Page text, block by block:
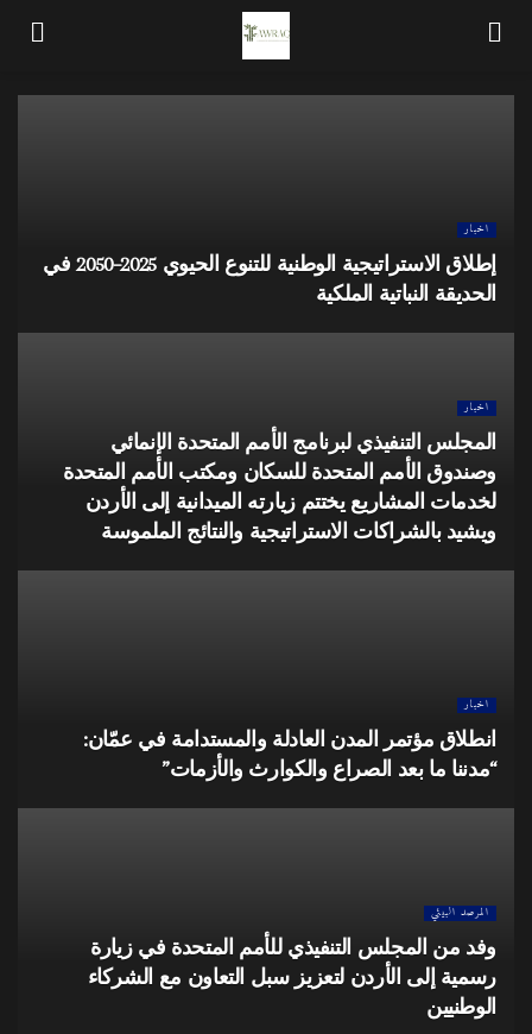
اخبار
إطلاق الاستراتيجية الوطنية للتنوع الحيوي 2025–2050 في
الحديقة النباتية الملكية
اخبار
المجلس التنفيذي لبرنامج الأمم المتحدة الإنمائي
وصندوق الأمم المتحدة للسكان ومكتب الأمم المتحدة
لخدمات المشاريع يختتم زيارته الميدانية إلى الأردن
ويشيد بالشراكات الاستراتيجية والنتائج الملموسة
اخبار
انطلاق مؤتمر المدن العادلة والمستدامة في عمّان:
“مدننا ما بعد الصراع والكوارث والأزمات”
المرصد البيئي
وفد من المجلس التنفيذي للأمم المتحدة في زيارة
رسمية إلى الأردن لتعزيز سبل التعاون مع الشركاء
الوطنيين